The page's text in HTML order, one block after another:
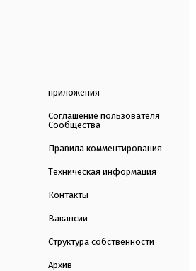
приложения
Соглашение пользователя
Сообщества
Правила комментирования
Техническая информация
Контакты
Вакансии
Структура собственности
Архив